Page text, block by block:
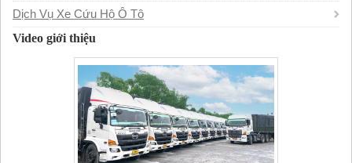
Dịch Vụ Xe Cứu Hộ Ô Tô
Video giới thiệu